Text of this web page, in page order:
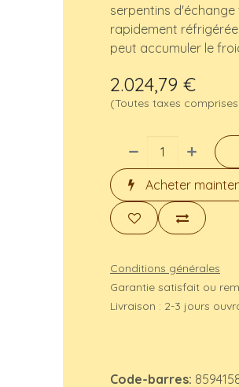
serpentins
rapidement
peut accumuler le
2.024,79 €
(Toutes taxes
Acheter
Conditions générales
Garantie satisfait ou
Livraison : 2-3 jours
Code-barres: